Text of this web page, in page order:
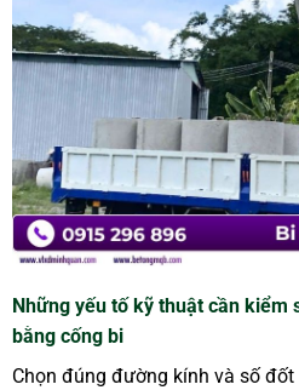
Những yếu tố kỹ thuật cần kiểm
bằng cống bi
Chọn đúng đường kính và số